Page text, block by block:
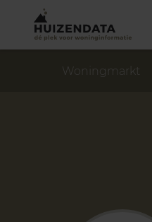
Woningmarkt